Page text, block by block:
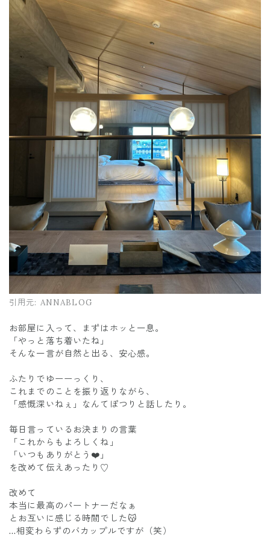
引用元: ANNABLOG
お部屋に入って、まずはホッと一息。
「やっと落ち着いたね」
そんな一言が自然と出る、安心感。
ふたりでゆーーっくり、
これまでのことを振り返りながら、
「感慨深いねぇ」なんてぽつりと話したり。
毎日言っているお決まりの言葉
「これからもよろしくね」
「いつもありがとう❤️」
を改めて伝えあったり♡
改めて
本当に最高のパートナーだなぁ
とお互いに感じる時間でした😽
…相変わらずのバカップルですが（笑）